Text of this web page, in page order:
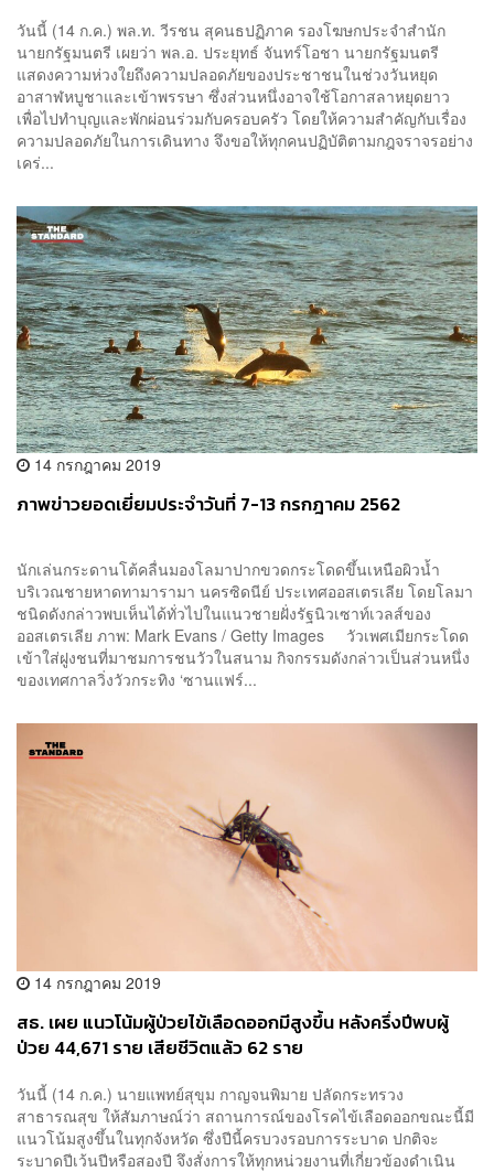
วันนี้ (14 ก.ค.) พล.ท. วีรชน สุคนธปฏิภาค รองโฆษกประจำสำนัก
นายกรัฐมนตรี เผยว่า พล.อ. ประยุทธ์ จันทร์โอชา นายกรัฐมนตรี
แสดงความห่วงใยถึงความปลอดภัยของประชาชนในช่วงวันหยุด
อาสาฬหบูชาและเข้าพรรษา ซึ่งส่วนหนึ่งอาจใช้โอกาสลาหยุดยาว
เพื่อไปทำบุญและพักผ่อนร่วมกับครอบครัว โดยให้ความสำคัญกับเรื่อง
ความปลอดภัยในการเดินทาง จึงขอให้ทุกคนปฏิบัติตามกฎจราจรอย่าง
เคร่...
14 กรกฎาคม 2019
ภาพข่าวยอดเยี่ยมประจำวันที่ 7-13 กรกฎาคม 2562
นักเล่นกระดานโต้คลื่นมองโลมาปากขวดกระโดดขึ้นเหนือผิวน้ำ
บริเวณชายหาดทามารามา นครซิดนีย์ ประเทศออสเตรเลีย โดยโลมา
ชนิดดังกล่าวพบเห็นได้ทั่วไปในแนวชายฝั่งรัฐนิวเซาท์เวลส์ของ
ออสเตรเลีย ภาพ: Mark Evans / Getty Images วัวเพศเมียกระโดด
เข้าใส่ฝูงชนที่มาชมการชนวัวในสนาม กิจกรรมดังกล่าวเป็นส่วนหนึ่ง
ของเทศกาลวิ่งวัวกระทิง ‘ซานแฟร์...
14 กรกฎาคม 2019
สธ. เผย แนวโน้มผู้ป่วยไข้เลือดออกมีสูงขึ้น หลังครึ่งปีพบผู้
ป่วย 44,671 ราย เสียชีวิตแล้ว 62 ราย
วันนี้ (14 ก.ค.) นายแพทย์สุขุม กาญจนพิมาย ปลัดกระทรวง
สาธารณสุข ให้สัมภาษณ์ว่า สถานการณ์ของโรคไข้เลือดออกขณะนี้มี
แนวโน้มสูงขึ้นในทุกจังหวัด ซึ่งปีนี้ครบวงรอบการระบาด ปกติจะ
ระบาดปีเว้นปีหรือสองปี จึงสั่งการให้ทุกหน่วยงานที่เกี่ยวข้องดำเนิน